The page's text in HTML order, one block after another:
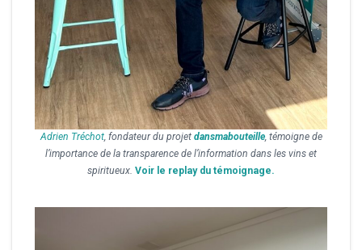
Adrien Tréchot, fondateur du projet dansmabouteille, témoigne de
l’importance de la transparence de l’information dans les vins et
spiritueux. Voir le replay du témoignage.